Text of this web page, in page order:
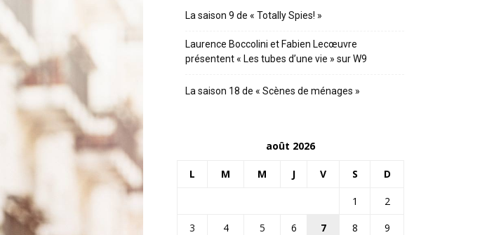
La saison 9 de « Totally Spies! »
Laurence Boccolini et Fabien Lecœuvre
présentent « Les tubes d’une vie » sur W9
La saison 18 de « Scènes de ménages »
août 2026
L M M J V S D
1
2
3
4 5 6 7 8
9